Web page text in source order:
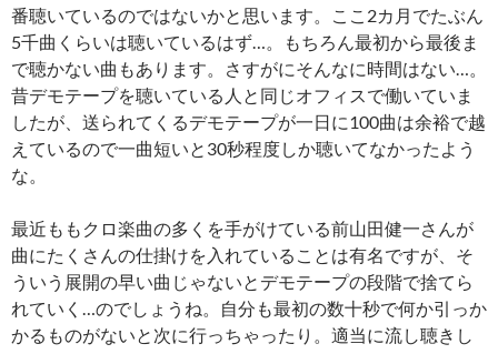
番聴いているのではないかと思います。ここ2カ月でたぶん
5千曲くらいは聴いているはず…。もちろん最初から最後ま
で聴かない曲もあります。さすがにそんなに時間はない…。
昔デモテープを聴いている人と同じオフィスで働いていま
したが、送られてくるデモテープが一日に100曲は余裕で越
えているので一曲短いと30秒程度しか聴いてなかったよう
な。
最近ももクロ楽曲の多くを手がけている前山田健一さんが
曲にたくさんの仕掛けを入れていることは有名ですが、そ
ういう展開の早い曲じゃないとデモテープの段階で捨てら
れていく…のでしょうね。自分も最初の数十秒で何か引っか
かるものがないと次に行っちゃったり。適当に流し聴きし